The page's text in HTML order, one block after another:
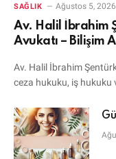
SAĞLIK Ağustos 5, 2026
Av. Halil İbrahim
Avukatı – Bilişim
Av. Halil İbrahim
ceza hukuku, iş hukuku